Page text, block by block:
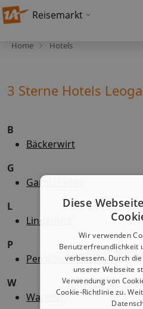
Reisemarkt
Home Hotels
3 Sterne Hotels
B
Bäckerwirt
G
Garni Hutter
L
Lindenhof
P
Pension Tannenhof
W
Wachter
Diese
Wir verwenden
Benutzerfreundlichkeit
verbessern. Durch
unserer Webseite
Verwendung von
Cookie-Richtlinie zu.